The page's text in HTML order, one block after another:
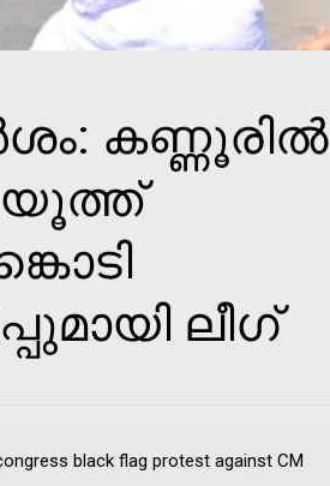
കണ്ണൂരില്‍
യൂത്ത്
ലീഗ്
black flag protest against CM